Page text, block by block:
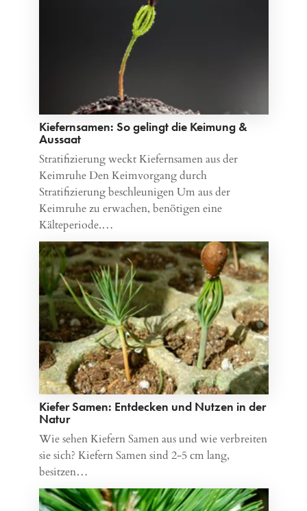
Kiefernsamen: So gelingt die Keimung &
Aussaat
Stratifizierung weckt Kiefernsamen aus der
Keimruhe Den Keimvorgang durch
Stratifizierung beschleunigen Um aus der
Keimruhe zu erwachen, benötigen eine
Kälteperiode.…
Kiefer Samen: Entdecken und Nutzen in der
Natur
Wie sehen Kiefern Samen aus und wie verbreiten
sie sich? Kiefern Samen sind 2-5 cm lang,
besitzen…